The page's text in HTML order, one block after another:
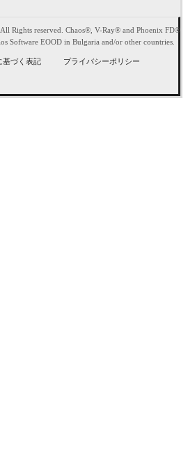
Rights reserved. Chaos®, V-Ray® and Phoenix FD®
Software EOOD in Bulgaria and/or other countries.
基づく表記
プライバシーポリシー